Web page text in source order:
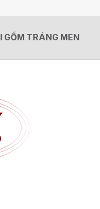
GỐM TRÁNG MEN
GỐM TRÁNG MEN